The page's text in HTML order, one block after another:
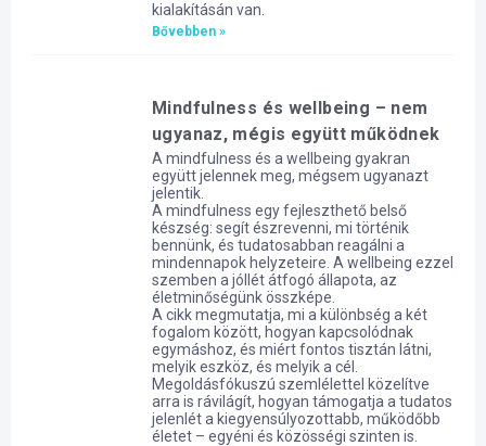
kialakításán van.
Bővebben »
Mindfulness és wellbeing – nem
ugyanaz, mégis együtt működnek
A mindfulness és a wellbeing gyakran
együtt jelennek meg, mégsem ugyanazt
jelentik.
A mindfulness egy fejleszthető belső
készség: segít észrevenni, mi történik
bennünk, és tudatosabban reagálni a
mindennapok helyzeteire. A wellbeing ezzel
szemben a jóllét átfogó állapota, az
életminőségünk összképe.
A cikk megmutatja, mi a különbség a két
fogalom között, hogyan kapcsolódnak
egymáshoz, és miért fontos tisztán látni,
melyik eszköz, és melyik a cél.
Megoldásfókuszú szemlélettel közelítve
arra is rávilágít, hogyan támogatja a tudatos
jelenlét a kiegyensúlyozottabb, működőbb
életet – egyéni és közösségi szinten is.